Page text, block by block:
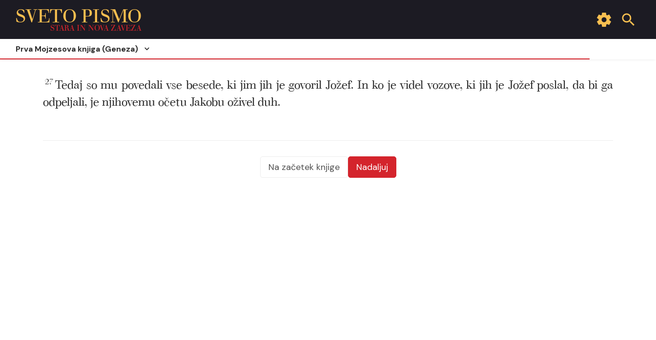
SVETO PISMO
STARA IN NOVA ZAVEZA
Prva Mojzesova knjiga (Geneza)
27Tedaj so mu povedali vse besede, ki jim jih je govoril Jožef. In ko je videl vozove, ki jih je Jožef poslal, da bi ga
odpeljali, je njihovemu očetu Jakobu oživel duh.
Na začetek knjige Nadaljuj